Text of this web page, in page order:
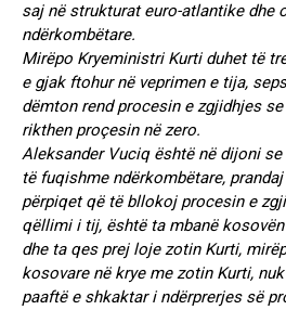
saj në strukturat euro-atlantike dhe
ndërkombëtare.
Mirëpo Kryeministri Kurti duhet të
e gjak ftohur në veprimen e tija,
dëmton rend procesin e zgjidhjes
rikthen proçesin në zero.
Aleksander Vuciq është në dijoni
të fuqishme ndërkombëtare,
përpiqet që të bllokoj procesin e
qëllimi i tij, është ta mbanë kosovën
dhe ta qes prej loje zotin Kurti,
kosovare në krye me zotin Kurti,
paaftë e shkaktar i ndërprerjes së